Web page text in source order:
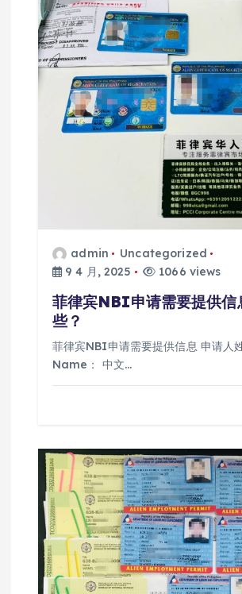
admin
Uncategorized
9 4 月, 2025
1066 views
菲律宾NBI申请需要提供信
些？
菲律宾NBI申请需要提供信息 申请人
Name： 中文…